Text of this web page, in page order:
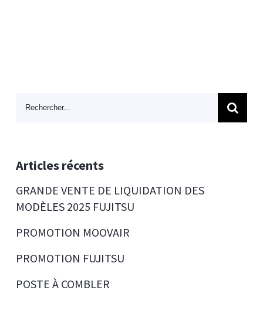
Articles récents
GRANDE VENTE DE LIQUIDATION DES
MODÈLES 2025 FUJITSU
PROMOTION MOOVAIR
PROMOTION FUJITSU
POSTE À COMBLER